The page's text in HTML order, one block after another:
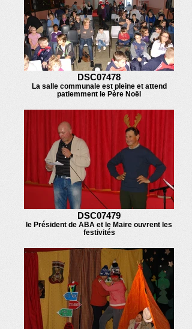
DSC07478
La salle communale est pleine et attend
patiemment le Père Noël
DSC07479
le Président de ABA et le Maire ouvrent les
festivités